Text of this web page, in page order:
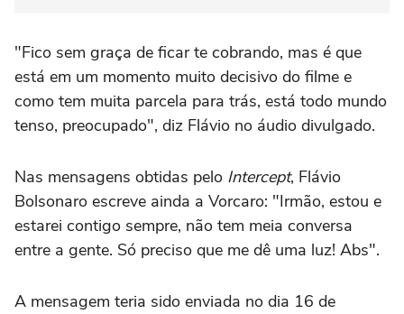
"Fico sem graça de ficar te cobrando, mas é que
está em um momento muito decisivo do filme e
como tem muita parcela para trás, está todo mundo
tenso, preocupado", diz Flávio no áudio divulgado.
Nas mensagens obtidas pelo Intercept, Flávio
Bolsonaro escreve ainda a Vorcaro: "Irmão, estou e
estarei contigo sempre, não tem meia conversa
entre a gente. Só preciso que me dê uma luz! Abs".
A mensagem teria sido enviada no dia 16 de